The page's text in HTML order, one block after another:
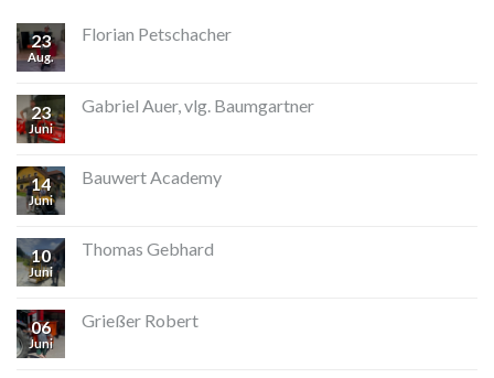
23
Aug.
Florian Petschacher
23
Juni
Gabriel Auer, vlg. Baumgartner
14
Juni
Bauwert Academy
10
Juni
Thomas Gebhard
06
Juni
Grießer Robert